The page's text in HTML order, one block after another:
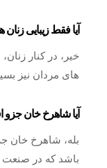
آیا فقط زیبایی
خیر، در کنار
های مردان نیز
آیا شاهرخ خان جزو
بله، شاهرخ خان
باشد که در صنعت